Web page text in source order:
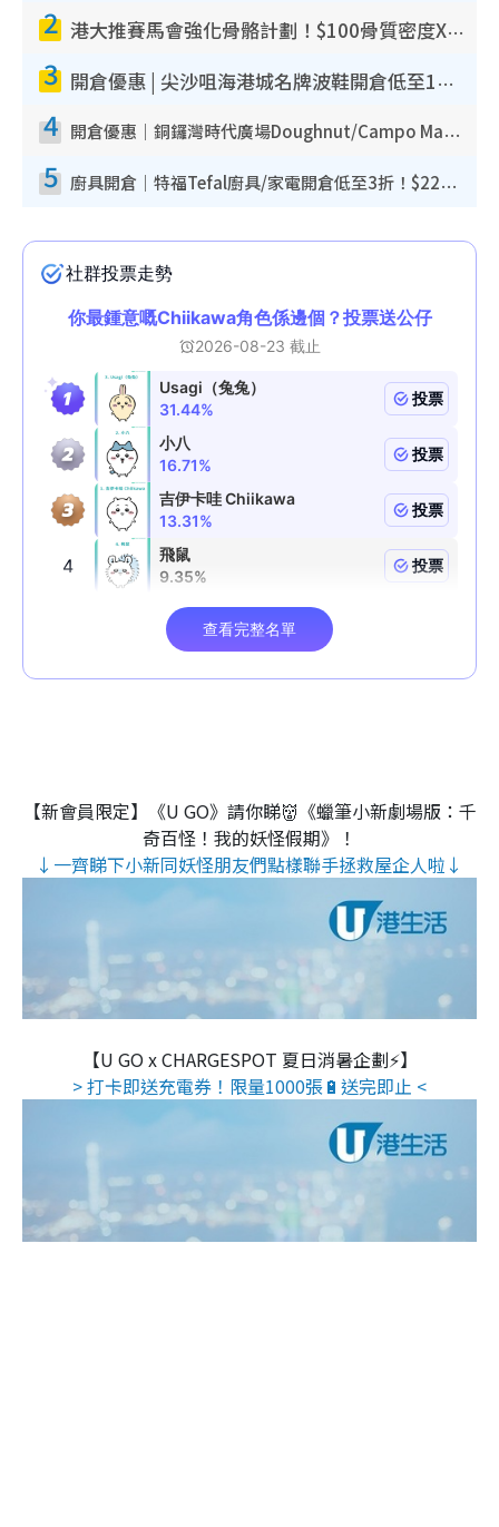
2 港大推賽馬會強化骨骼計劃！$100骨質密度X光檢查 完成免費運動訓練送超市禮券！附參加資格
3 開倉優惠 | 尖沙咀海港城名牌波鞋開倉低至1折！On鞋$899起／Joy&Peace鞋履$98起
4 開倉優惠｜銅鑼灣時代廣場Doughnut/Campo Marzio開倉低至1折！背囊、書包、手袋劈價$200起
5 廚具開倉｜特福Tefal廚具/家電開倉低至3折！$220起買平底鍋/炒鑊/湯煲！電飯煲/吸塵機/燙斗$418起
【新會員限定】《U GO》請你睇👹《蠟筆小新劇場版：千
奇百怪！我的妖怪假期》！
↓一齊睇下小新同妖怪朋友們點樣聯手拯救屋企人啦↓
【U GO x CHARGESPOT 夏日消暑企劃⚡】
> 打卡即送充電券！限量1000張🔋送完即止 <